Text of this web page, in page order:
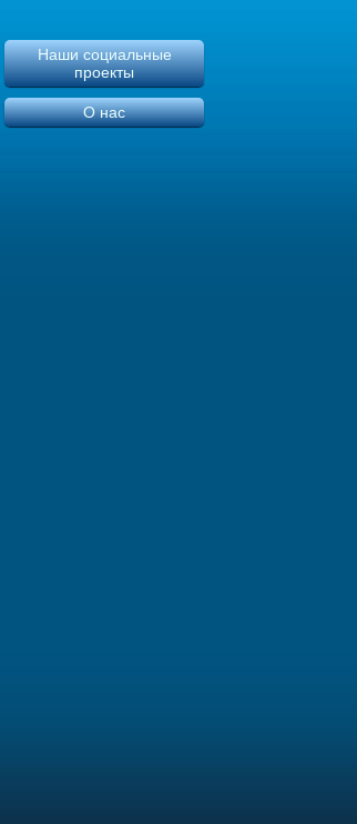
Наши социальные
проекты
О нас